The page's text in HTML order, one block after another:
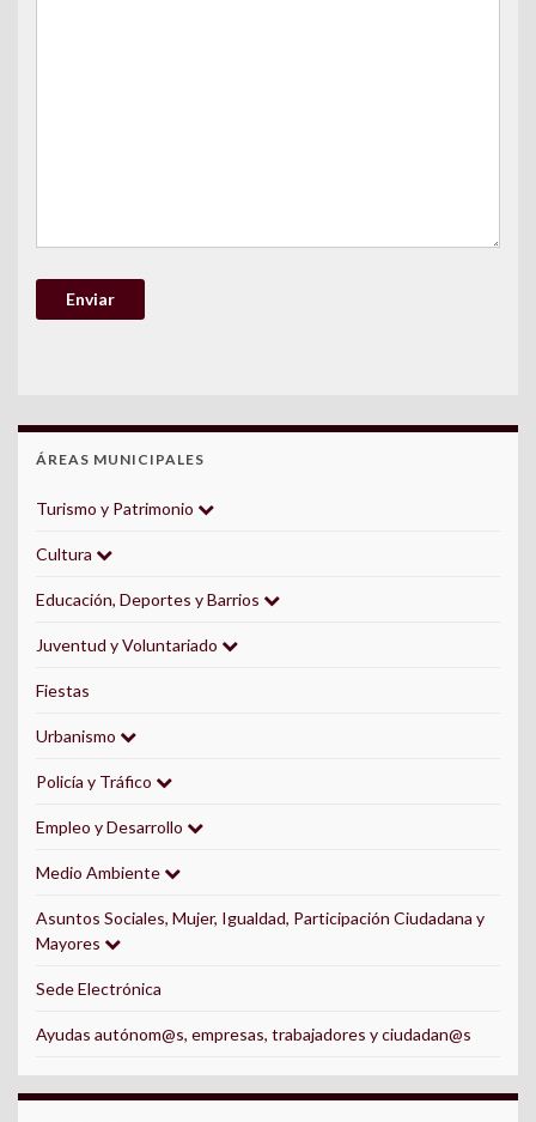
ÁREAS MUNICIPALES
Turismo y Patrimonio
Cultura
Educación, Deportes y Barrios
Juventud y Voluntariado
Fiestas
Urbanismo
Policía y Tráfico
Empleo y Desarrollo
Medio Ambiente
Asuntos Sociales, Mujer, Igualdad, Participación Ciudadana y
Mayores
Sede Electrónica
Ayudas autónom@s, empresas, trabajadores y ciudadan@s